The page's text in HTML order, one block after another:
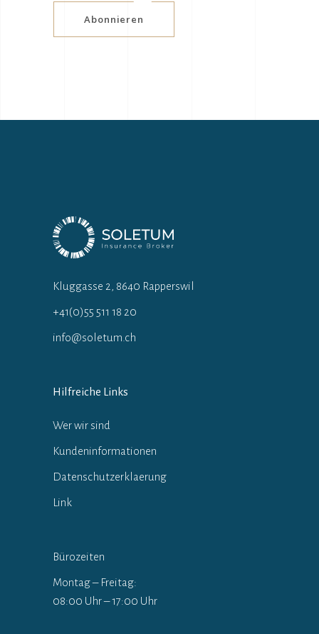
Abonnieren
Kluggasse 2, 8640 Rapperswil
+41(0)55 511 18 20
info@soletum.ch
Hilfreiche Links
Wer wir sind
Kundeninformationen
Datenschutzerklaerung
Link
Bürozeiten
Montag – Freitag:
08:00 Uhr – 17:00 Uhr